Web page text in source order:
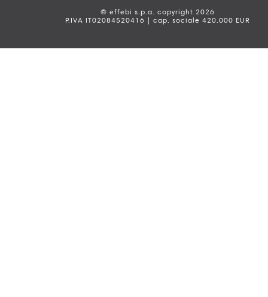
© effebi s.p.a. copyright 2026
P.IVA IT02084520416 | cap. sociale 420.000 EUR